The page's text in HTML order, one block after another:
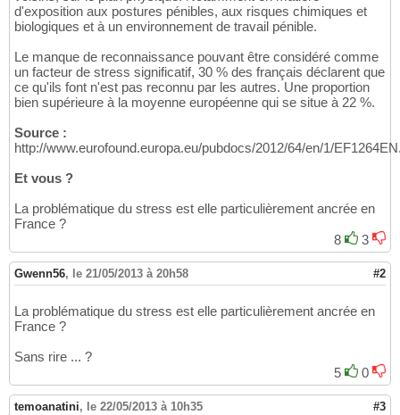
d'exposition aux postures pénibles, aux risques chimiques et
biologiques et à un environnement de travail pénible.
Le manque de reconnaissance pouvant être considéré comme
un facteur de stress significatif, 30 % des français déclarent que
ce qu'ils font n'est pas reconnu par les autres. Une proportion
bien supérieure à la moyenne européenne qui se situe à 22 %.
Source :
http://www.eurofound.europa.eu/pubdocs/2012/64/en/1/
Et vous ?
La problématique du stress est elle particulièrement ancrée en
France ?
8
3
Gwenn56, le 21/05/2013 à 20h58 #2
La problématique du stress est elle particulièrement ancrée en
France ?
Sans rire ... ?
5
0
temoanatini, le 22/05/2013 à 10h35 #3